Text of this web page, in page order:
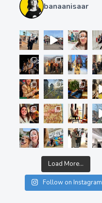
banaanisaar
Load More...
Follow on Instagram